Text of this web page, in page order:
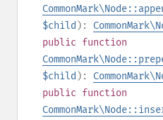
$child ):
public function
$child ):
public function